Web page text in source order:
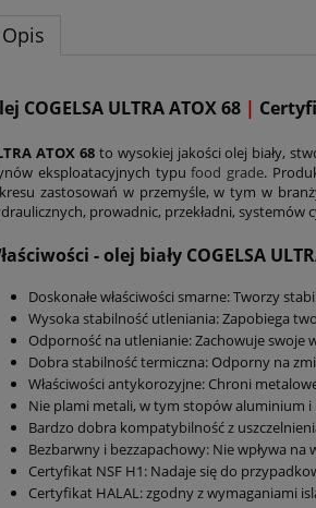
Opis
COGELSA ULTRA ATOX 68 |
ATOX 68to wysokiej jakości olej biały,
eksploatacyjnych typufood grade.
zastosowań w przemyśle, w tym w
prowadnic, przekładni, systemów
- olej biały COGELSA
Doskonałe właściwości smarne: Tworzy
Wysoka stabilność utleniania: Zapobiega
Odporność na utlenianie: Zachowuje swoje
Dobra stabilność termiczna: Odporny na
Właściwości antykorozyjne: Chroni
Nie plami metali, w tym stopów aluminium i
Bardzo dobra kompatybilność z
Bezbarwny i bezzapachowy: Nie wpływa
Certyfikat NSF H1: Nadaje się do
Certyfikat HALAL: zgodny z wymaganiami